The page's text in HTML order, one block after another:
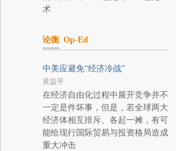
术
论衡 Op-Ed
中美应避免“经济冷战”
黄益平
在经济自由化过程中展开竞争并不
一定是件坏事，但是，若全球两大
经济体相互排斥、各起一摊，有可
能给现行国际贸易与投资格局造成
重大冲击